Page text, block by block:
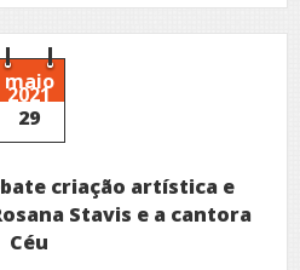
Rua
em
situação
maio
2021
29
criação artística e
Stavis e a cantora
Céu